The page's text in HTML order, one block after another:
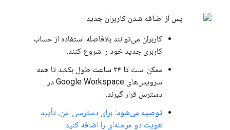
پس از اضافه شدن کاربران جدید
کاربران می‌توانند بلافاصله استفاده از حساب
کاربری جدید خود را شروع کنند.
ممکن است تا ۲۴ ساعت
طول بکشد تا همه
سرویس‌های Google Workspace در
دسترس قرار گیرند.
توصیه می‌شود: برای دسترسی امن، تأیید
هویت دو مرحله‌ای را اضافه کنید